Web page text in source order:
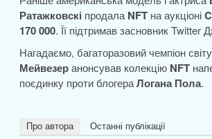
Ратажковскі продала NFTна аукціоні
170 000. Її підтримав засновник Twitter
Нагадаємо, багаторазовий чемпіон
Мейвезеранонсував колекцію NFT
поєдинку проти блогераЛогана Пола.
Про автора Останні публікації